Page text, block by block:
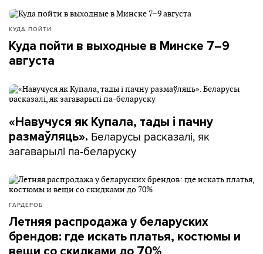
КУДА ПОЙТИ
Куда пойти в выходные в Минске 7–9
августа
«Навучуся як Купала, тады і пачну
размаўляць». Беларусы расказалі, як
загаварылі па-беларуску
ГАРДЕРОБ
Летняя распродажа у беларуских
брендов: где искать платья, костюмы и